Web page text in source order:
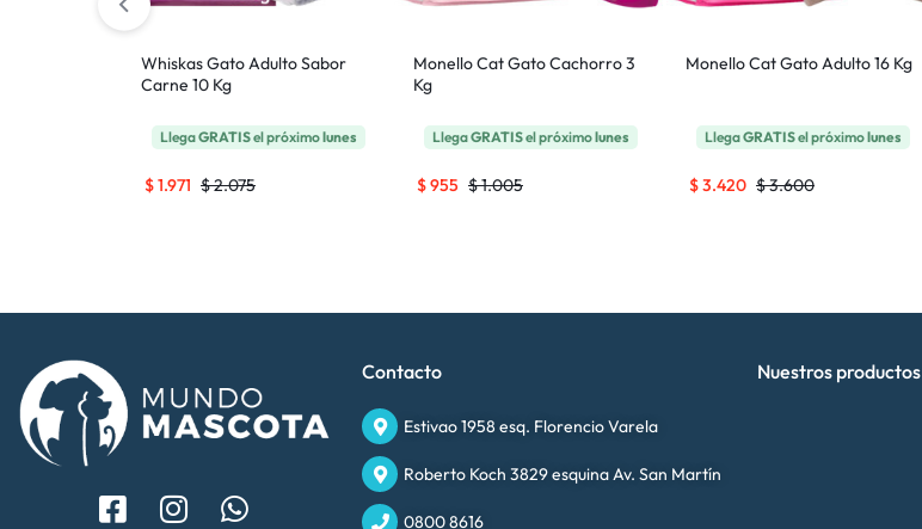
Whiskas Gato Adulto Sabor
Carne 10 Kg
LlegaGRATISel próximolunes
$2.075
$1.971
Monello Cat Gato Cachorro 3
Kg
LlegaGRATISel próximolunes
$1.005
$955
Monello Cat Gato Adulto 16 Kg
LlegaGRATISel próximolunes
$3.600
$3.420
Contacto
Estivao 1958 esq. Florencio Varela
Roberto Koch 3829 esquina Av. San Martín
0800 8616
Nuestros productos